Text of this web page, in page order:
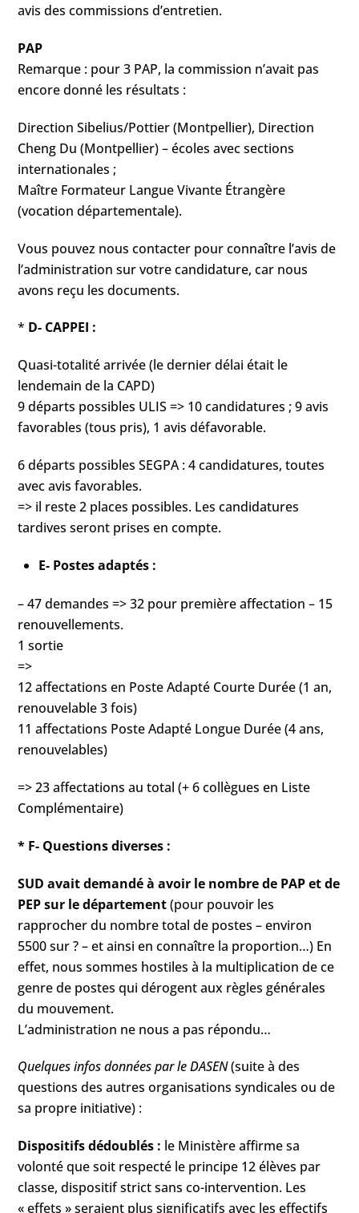
avis des commissions d’entretien.
PAP
Remarque : pour 3 PAP, la commission n’avait pas
encore donné les résultats :
Direction Sibelius/Pottier (Montpellier), Direction
Cheng Du (Montpellier) – écoles avec sections
internationales ;
Maître Formateur Langue Vivante Étrangère
(vocation départementale).
Vous pouvez nous contacter pour connaître l’avis de
l’administration sur votre candidature, car nous
avons reçu les documents.
* D- CAPPEI :
Quasi-totalité arrivée (le dernier délai était le
lendemain de la CAPD)
9 départs possibles ULIS => 10 candidatures ; 9 avis
favorables (tous pris), 1 avis défavorable.
6 départs possibles SEGPA : 4 candidatures, toutes
avec avis favorables.
=> il reste 2 places possibles. Les candidatures
tardives seront prises en compte.
E- Postes adaptés :
– 47 demandes => 32 pour première affectation – 15
renouvellements.
1 sortie
=>
12 affectations en Poste Adapté Courte Durée (1 an,
renouvelable 3 fois)
11 affectations Poste Adapté Longue Durée (4 ans,
renouvelables)
=> 23 affectations au total (+ 6 collègues en Liste
Complémentaire)
* F- Questions diverses :
SUD avait demandé à avoir le nombre de PAP et de
PEP sur le département(pour pouvoir les
rapprocher du nombre total de postes – environ
5500 sur ? – et ainsi en connaître la proportion…) En
effet, nous sommes hostiles à la multiplication de ce
genre de postes qui dérogent aux règles générales
du mouvement.
L’administration ne nous a pas répondu…
Quelques infos données par le DASEN(suite à des
questions des autres organisations syndicales ou de
sa propre initiative) :
Dispositifs dédoublés : le Ministère affirme sa
volonté que soit respecté le principe 12 élèves par
classe, dispositif strict sans co-intervention. Les
« effets » seraient plus significatifs avec les effectifs